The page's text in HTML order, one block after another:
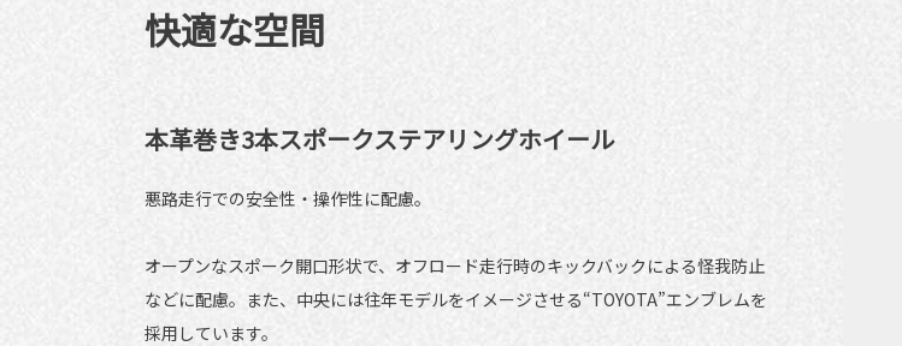
快適な空間
本革巻き3本スポークステアリングホイール
悪路走行での安全性・操作性に配慮。
オープンなスポーク開口形状で、オフロード走行時のキックバックによる怪我防止
などに配慮。また、中央には往年モデルをイメージさせる“TOYOTA”エンブレムを
採用しています。